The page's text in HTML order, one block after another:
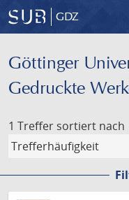
GDZ
Göttinger
Gedruckte
1 Treffer sortiert nach